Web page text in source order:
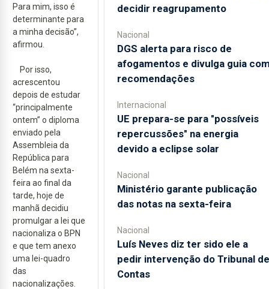
Para mim, isso é
determinante para
a minha decisão”,
afirmou.
Por isso,
acrescentou
depois de estudar
“principalmente
ontem” o diploma
enviado pela
Assembleia da
República para
Belém na sexta-
feira ao final da
tarde, hoje de
manhã decidiu
promulgar a lei que
nacionaliza o BPN
e que tem anexo
uma lei-quadro
das
nacionalizações.
decidir reagrupamento
Nacional
DGS alerta para risco de
afogamentos e divulga guia
recomendações
Internacional
UE prepara-se para "possíveis
repercussões" na energia
devido a eclipse solar
Nacional
Ministério garante publicação
das notas na sexta-feira
Nacional
Luís Neves diz ter sido ele a
pedir intervenção do Tribunal de
Contas